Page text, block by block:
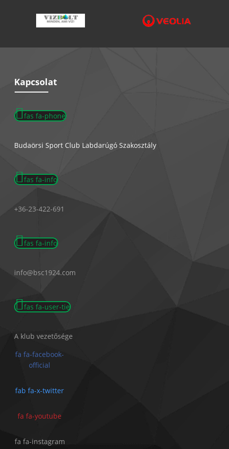
Kapcsolat
fas fa-phone
Budaörsi Sport Club Labdarúgó Szakosztály
fas fa-info
+36-23-422-691
fas fa-info
info@bsc1924.com
fas fa-user-tie
A klub vezetősége
fa fa-facebook-
official
fab fa-x-twitter
fa fa-youtube
fa fa-instagram